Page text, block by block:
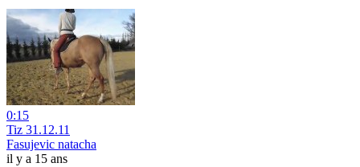
0:15
Tiz 31.12.11
Fasujevic natacha
il y a 15 ans